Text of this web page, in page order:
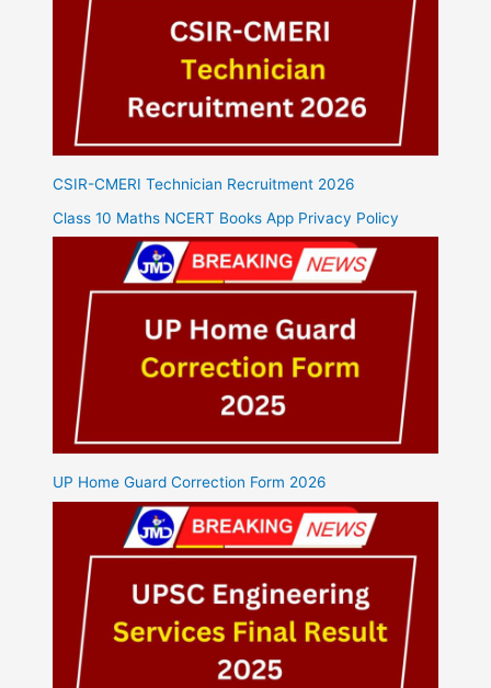
CSIR-CMERI Technician Recruitment 2026
Class 10 Maths NCERT Books App Privacy Policy
UP Home Guard Correction Form 2026